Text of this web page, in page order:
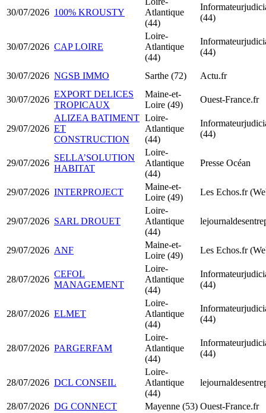
30/07/2026 100% KROUSTY
Atlantique
(44)
(44)
30/07/2026 CAP LOIRE
Loire-
Atlantique
(44)
(44)
30/07/2026 NGSB IMMO Sarthe (72) Actu.fr
30/07/2026
EXPORT DELICES
TROPICAUX
Maine-et-
Loire (49)
Ouest-France.fr
29/07/2026
ALIZEA BATIMENT
ET
CONSTRUCTION
Loire-
Atlantique
(44)
(44)
29/07/2026
SELLA’SOLUTION
HABITAT
Loire-
Atlantique
(44)
Presse Océan
29/07/2026 INTERPROJECT
Maine-et-
Loire (49)
Les Echos.fr
29/07/2026 SARL DROUET
Loire-
Atlantique
(44)
29/07/2026 ANF
Maine-et-
Loire (49)
Les Echos.fr
28/07/2026
CEFOL
MANAGEMENT
Loire-
Atlantique
(44)
(44)
28/07/2026 ELMET
Loire-
Atlantique
(44)
(44)
28/07/2026 PARGERFAM
Loire-
Atlantique
(44)
(44)
28/07/2026 DCL CONSEIL
Loire-
Atlantique
(44)
28/07/2026 DG CONNECT Mayenne (53) Ouest-France.fr